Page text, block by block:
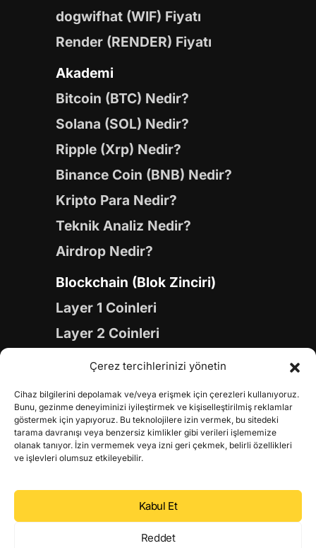
Çerez tercihlerinizi yönetin
Cihaz bilgilerini depolamak ve/veya erişmek için çerezleri kullanıyoruz.
Bunu, gezinme deneyiminizi iyileştirmek ve kişiselleştirilmiş reklamlar
göstermek için yapıyoruz. Bu teknolojilere izin vermek, bu sitedeki
tarama davranışı veya benzersiz kimlikler gibi verileri işlememize
olanak tanıyor. İzin vermemek veya izni geri çekmek, belirli özellikleri
ve işlevleri olumsuz etkileyebilir.
Kabul Et
Reddet
dogwifhat (WIF) Fiyatı
Render (RENDER) Fiyatı
Akademi
Bitcoin (BTC) Nedir?
Solana (SOL) Nedir?
Ripple (Xrp) Nedir?
Binance Coin (BNB) Nedir?
Kripto Para Nedir?
Teknik Analiz Nedir?
Airdrop Nedir?
Blockchain (Blok Zinciri)
Layer 1 Coinleri
Layer 2 Coinleri
Yapay Zeka (AI) Coinleri
Gaming Coinleri
RWA Coinleri
DeFi Coinleri
DePIN Coinleri
Metaverse Coinleri
Web 3.0 Coinleri